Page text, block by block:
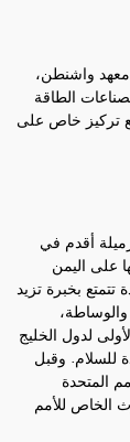
واشنطن،
الطاقة
تركيز خاص على
أقدم في
على اليمن
تتمتع بخبرة تزيد
والوساطة،
لدول الخليج
للسلام. وقبل
المتحدة
الخاص للأمم